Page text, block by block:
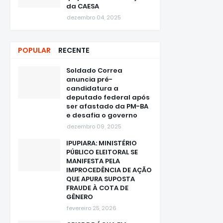
dezembro 04, 2025
anuncia pré-
candidatura a
deputado federal após
ser afastado da PM-BA
e desafia o governo
dezembro 09, 2025
IPUPIARA: MINISTÉRIO
PÚBLICO ELEITORAL SE
MANIFESTA PELA
IMPROCEDÊNCIA DE AÇÃO
QUE APURA SUPOSTA
FRAUDE À COTA DE
GÊNERO
fevereiro 25, 2026
CRISE DE ÁGUA EM